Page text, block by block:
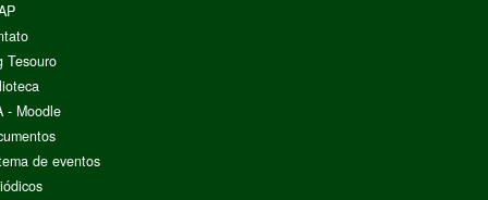
Tesouro
- Moodle
de eventos